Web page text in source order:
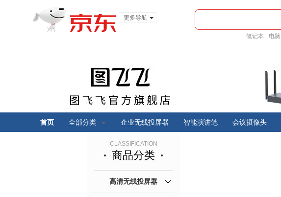
更多导航
笔记本 电脑
首页 全部分类 企业无线投屏器 智能演讲笔 会议摄像头
CLASSIFICATION
商品分类
高清无线投屏器